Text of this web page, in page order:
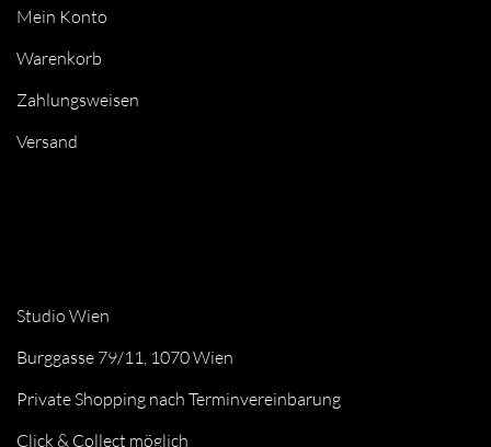
Mein Konto
Warenkorb
Zahlungsweisen
Versand
Studio Wien
Burggasse 79/11, 1070 Wien
Private Shopping nach Terminvereinbarung
Click & Collect möglich